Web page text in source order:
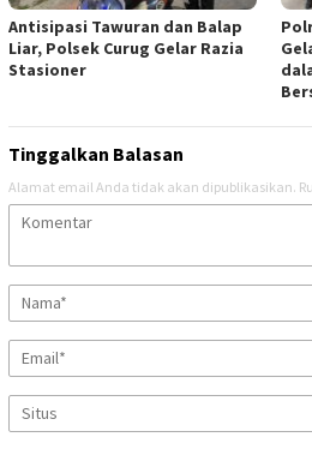
Antisipasi Tawuran dan Balap
Liar, Polsek Curug Gelar Razia
Stasioner
Tinggalkan Balasan
Alamat email Anda tidak akan dipublikasikan.